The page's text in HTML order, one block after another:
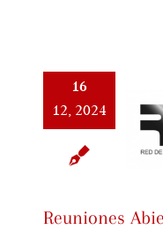
contenido
16
12, 2024
Reuniones